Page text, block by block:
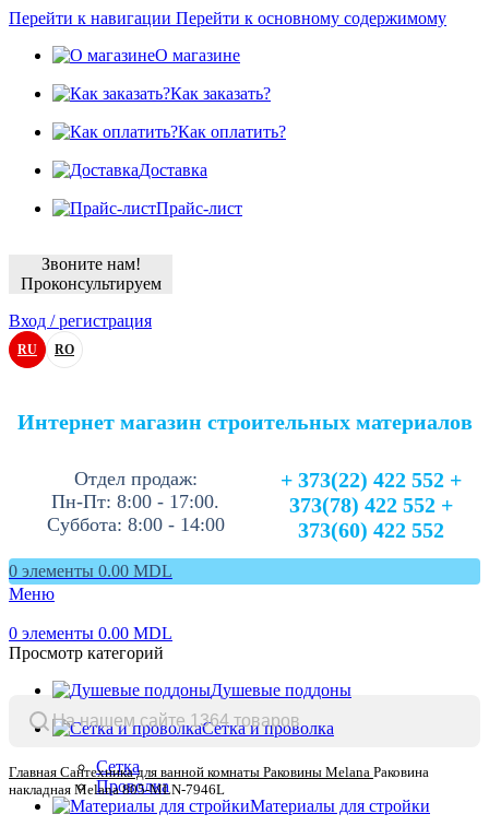
Перейти к навигации Перейти к основному содержимому
О магазине
Как заказать?
Как оплатить?
Доставка
Прайс-лист
Звоните нам!
Проконсультируем
Вход / регистрация
RU RO
Интернет магазин строительных материалов
Отдел продаж:
Пн-Пт: 8:00 - 17:00.
Суббота: 8:00 - 14:00
+ 373(22) 422 552 +
373(78) 422 552 +
373(60) 422 552
0 элементы 0.00 MDL
Меню
0 элементы 0.00 MDL
Просмотр категорий
Душевые поддоны
Сетка и проволка
Сетка
Проволка
Материалы для стройки
Главная Сантехника для ванной комнаты Раковины Melana Раковина
накладная Melana 805-MLN-7946L